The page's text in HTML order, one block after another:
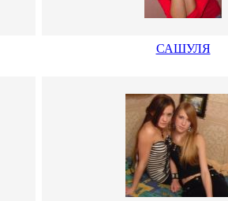
САШУЛЯ